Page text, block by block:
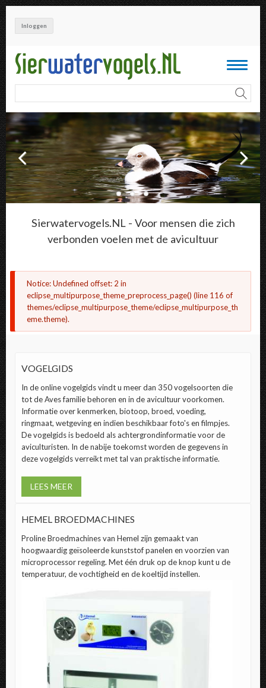
Overslaan
en
naar
de
inhoud
gaan
Inloggen
Toggle
Sierwatervogels.NL - Voor mensen die zich
verbonden voelen met de avicultuur
FOUTMELDING
Notice: Undefined offset: 2 in
eclipse_multipurpose_theme_preprocess_page() (line 116 of
themes/eclipse_multipurpose_theme/eclipse_multipurpose_th
eme.theme).
VOGELGIDS
In de online vogelgids vindt u meer dan 350 vogelsoorten die
tot de Aves familie behoren en in de avicultuur voorkomen.
Informatie over kenmerken, biotoop, broed, voeding,
ringmaat, wetgeving en indien beschikbaar foto's en filmpjes.
De vogelgids is bedoeld als achtergrondinformatie voor de
aviculturisten. In de nabije toekomst worden de gegevens in
deze vogelgids verreikt met tal van praktische informatie.
LEES MEER
HEMEL BROEDMACHINES
Proline Broedmachines van Hemel zijn gemaakt van
hoogwaardig geïsoleerde kunststof panelen en voorzien van
microprocessor regeling. Met één druk op de knop kunt u de
temperatuur, de vochtigheid en de koeltijd instellen.